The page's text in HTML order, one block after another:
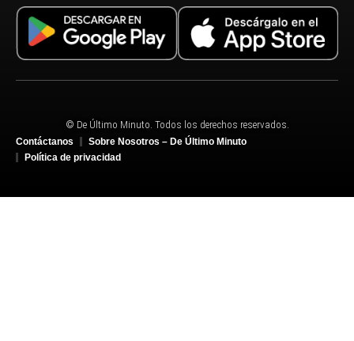
© De Último Minuto. Todos los derechos reservados.
Contáctanos
Sobre Nosotros – De Último Minuto
Política de privacidad